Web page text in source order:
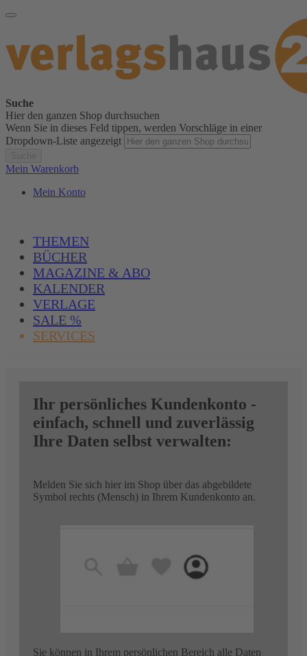
Suche
Hier den ganzen Shop durchsuchen
Wenn Sie in dieses Feld tippen, werden Vorschläge in einer
Dropdown-Liste angezeigt
Mein Warenkorb
Mein Konto
THEMEN
BÜCHER
MAGAZINE & ABO
KALENDER
VERLAGE
SALE %
SERVICES
Ihr persönliches Kundenkonto -
einfach, schnell und zuverlässig
Ihre Daten selbst verwalten:
Melden Sie sich hier im Shop über das abgebildete
Symbol rechts (Mensch) in Ihrem Kundenkonto an.
Sie können in Ihrem persönlichen Bereich alle Daten